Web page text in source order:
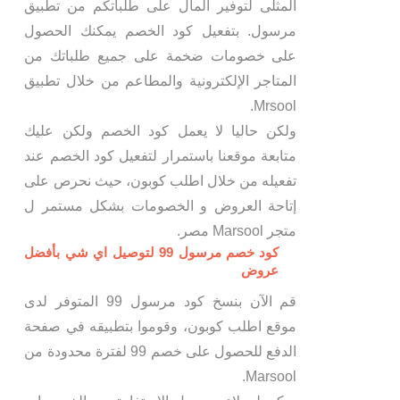
المثلى لتوفير المال على طلباتكم من تطبيق
مرسول. بتفعيل كود الخصم يمكنك الحصول
على خصومات ضخمة على جميع طلباتك من
المتاجر الإلكترونية والمطاعم من خلال تطبيق
Mrsool.
ولكن حاليا لا يعمل كود الخصم ولكن عليك
متابعة موقعنا باستمرار لتفعيل كود الخصم عند
تفعيله من خلال اطلب كوبون، حيث نحرص على
إتاحة العروض و الخصومات بشكل مستمر ل
متجر Marsool مصر.
كود خصم مرسول 99 لتوصيل اي شي بأفضل
عروض
قم الآن بنسخ كود مرسول 99 المتوفر لدى
موقع اطلب كوبون، وقوموا بتطبيقه في صفحة
الدفع للحصول على خصم 99 لفترة محدودة من
Marsool.